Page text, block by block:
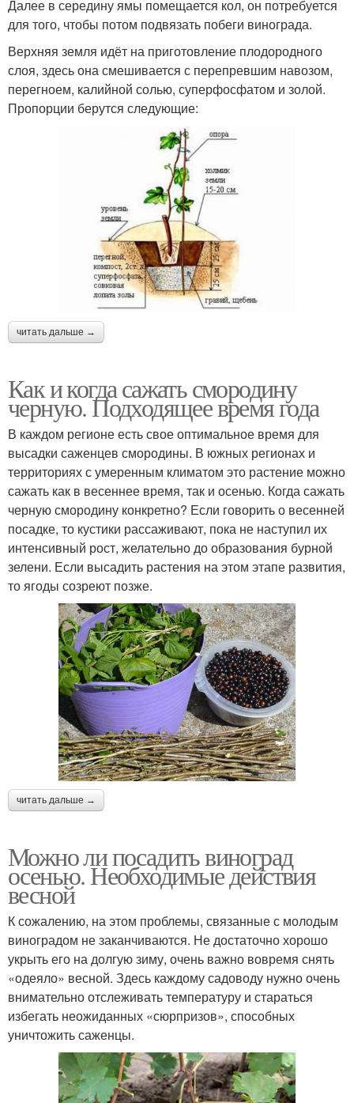
Далее в середину ямы помещается кол, он потребуется
для того, чтобы потом подвязать побеги винограда.
Верхняя земля идёт на приготовление плодородного
слоя, здесь она смешивается с перепревшим навозом,
перегноем, калийной солью, суперфосфатом и золой.
Пропорции берутся следующие:
читать дальше →
Как и когда сажать смородину
черную. Подходящее время года
В каждом регионе есть свое оптимальное время для
высадки саженцев смородины. В южных регионах и
территориях с умеренным климатом это растение можно
сажать как в весеннее время, так и осенью. Когда сажать
черную смородину конкретно? Если говорить о весенней
посадке, то кустики рассаживают, пока не наступил их
интенсивный рост, желательно до образования бурной
зелени. Если высадить растения на этом этапе развития,
то ягоды созреют позже.
читать дальше →
Можно ли посадить виноград
осенью. Необходимые действия
весной
К сожалению, на этом проблемы, связанные с молодым
виноградом не заканчиваются. Не достаточно хорошо
укрыть его на долгую зиму, очень важно вовремя снять
«одеяло» весной. Здесь каждому садоводу нужно очень
внимательно отслеживать температуру и стараться
избегать неожиданных «сюрпризов», способных
уничтожить саженцы.